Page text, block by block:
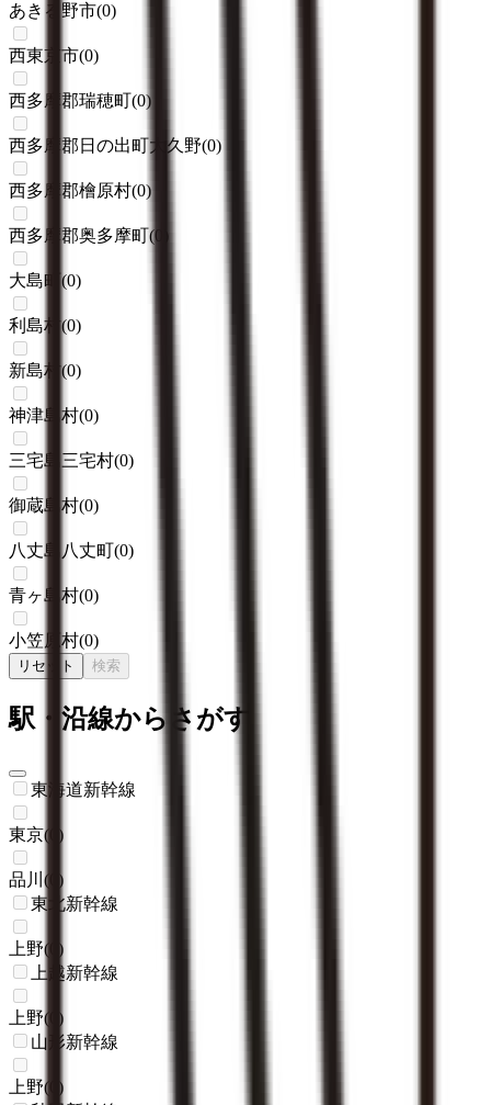
あきる野市(0)
西東京市(0)
西多摩郡瑞穂町(0)
西多摩郡日の出町大久野(0)
西多摩郡檜原村(0)
西多摩郡奥多摩町(0
大島町 (0)
利島村(0)
新島村(0)
神津島村(0)
三宅島三宅村(0)
御蔵島村(0)
八丈島八丈町(0)
青ヶ島村(0)
小笠原村(0)
リセット 検索
駅・沿線からさがす
東海道新幹線
東京( )
品川 (
)
東北新幹線
上野(
)
上越新幹線
上野(
)
山形新幹線
上野(
)